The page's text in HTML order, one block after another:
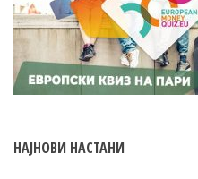
НАЈНОВИ НАСТАНИ